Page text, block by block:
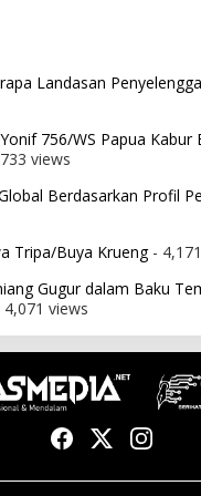
Landasan
756/WS Papua Kabur
views
Berdasarkan Profil
Tripa/Buya Krueng-
Gugur dalam Baku
4,071 views